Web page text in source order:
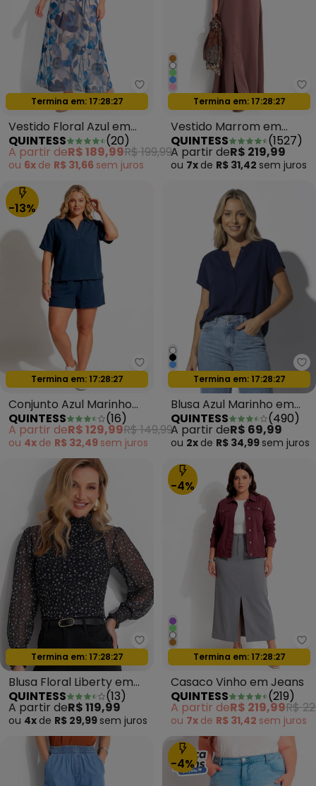
Quintess - Vestido Floral Azul
Oferta relâmpago
Termina em: 17:28:24
Vestido Floral Azul em
Tule
QUINTESS (20)
A partir deR$ 189,99R$ 199,99
ou 6x de R$ 31,66 sem juros
Oferta relâmpago
Termina em: 17:28:24
Vestido Marrom em
Jeans Leve
QUINTESS (1527)
A partir deR$ 219,99
ou 7x de R$ 31,42 sem juros
-13%
Quintess - Conjunto Azul
Oferta relâmpago
Termina em: 17:28:24
Conjunto Azul Marinho
em Tecido de Algodão
QUINTESS (16)
A partir deR$ 129,99R$ 149,99
ou 4x de R$ 32,49 sem juros
Oferta relâmpago
Termina em: 17:28:24
Blusa Azul Marinho em
Malha de Algodão
QUINTESS (490)
A partir deR$ 69,99
ou 2x de R$ 34,99 sem juros
Quintess - Blusa Floral Liberty
Oferta relâmpago
Termina em: 17:28:24
Blusa Floral Liberty em
Tule
QUINTESS (13)
A partir deR$ 119,99
ou 4x de R$ 29,99 sem juros
-4%
Oferta relâmpago
Termina em: 17:28:24
Casaco Vinho em Jeans
QUINTESS
(219)
A partir deR$ 219,99R$
ou 7x de R$ 31,42 sem juros
-4%